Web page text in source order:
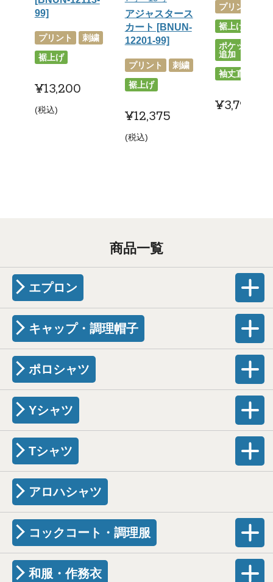
99]
プリント
刺繍
裾上げ
¥13,200
税込
アジャスタース
カート [BNUN-
12201-99]
プリント
刺繍
裾上げ
¥12,375
税込
プリント
裾上げ
ポケット外し
追加
袖丈直し
¥3,795
商品一覧
エプロン
キャップ・調理帽子
ポロシャツ
Yシャツ
Tシャツ
アロハシャツ
コックコート・調理服
和服・作務衣